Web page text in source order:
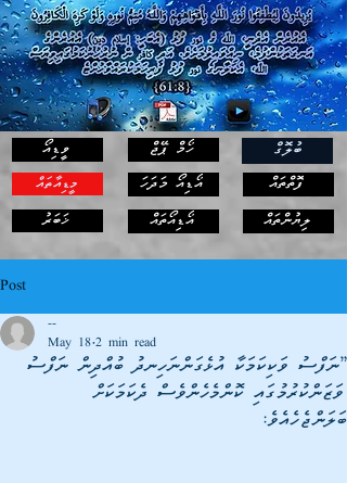
ވީޑިއޯ
މީޑިއާތައް
ޚަބަރު
ހޯމް ޕޭޖް
އޯޑިއޯ މަދަހަ
އޯޑިއޯތައް
ބުލޮގް
ފޮތްތައް
ލިޔުންތައް
Post
”ނަފްސު ވަކިކަމަކާ އުޅެގަންނަހިނދު ބުއްދިން ނަފްސު
ވަޒަންކުރުމުގައި ކޮންމެހެންވެސް ދެކަމަކަށް
ބަލަންޖެހެއެވެ:
--
May 18 2 min read